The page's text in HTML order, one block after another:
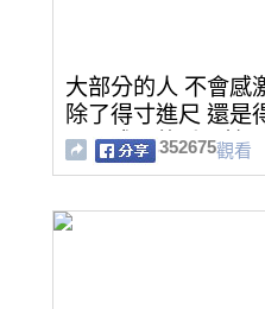
大部分的人 不會感
除了得寸進尺 還是
心靈成長的重要性
352675觀看